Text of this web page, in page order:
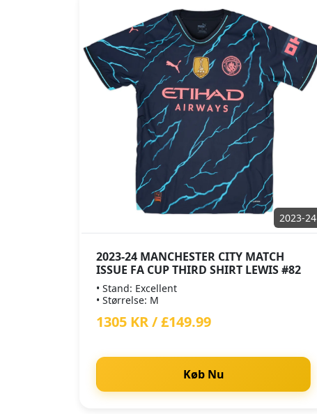
2023-24
2023-24 MANCHESTER CITY MATCH
ISSUE FA CUP THIRD SHIRT LEWIS #82
• Stand: Excellent
• Størrelse: M
1305 KR / £149.99
Køb Nu